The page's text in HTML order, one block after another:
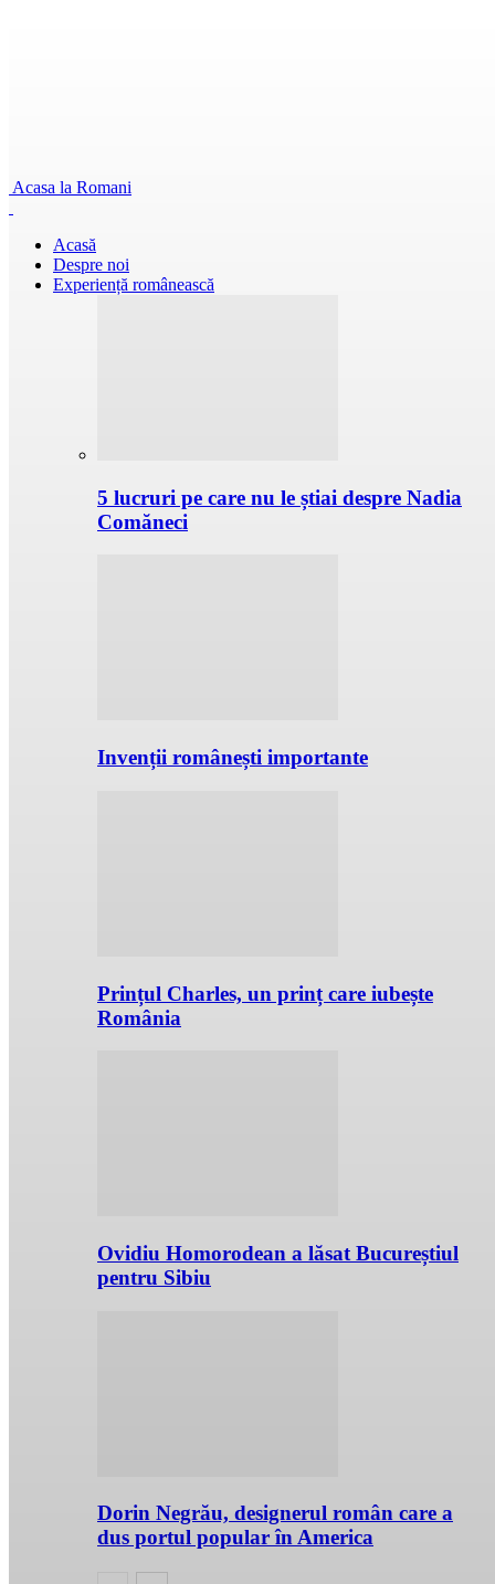
Acasa la Romani
Acasă
Despre noi
Experiență românească
5 lucruri pe care nu le știai despre Nadia
Comăneci
Invenții românești importante
Prințul Charles, un prinț care iubește
România
Ovidiu Homorodean a lăsat Bucureștiul
pentru Sibiu
Dorin Negrău, designerul român care a
dus portul popular în America